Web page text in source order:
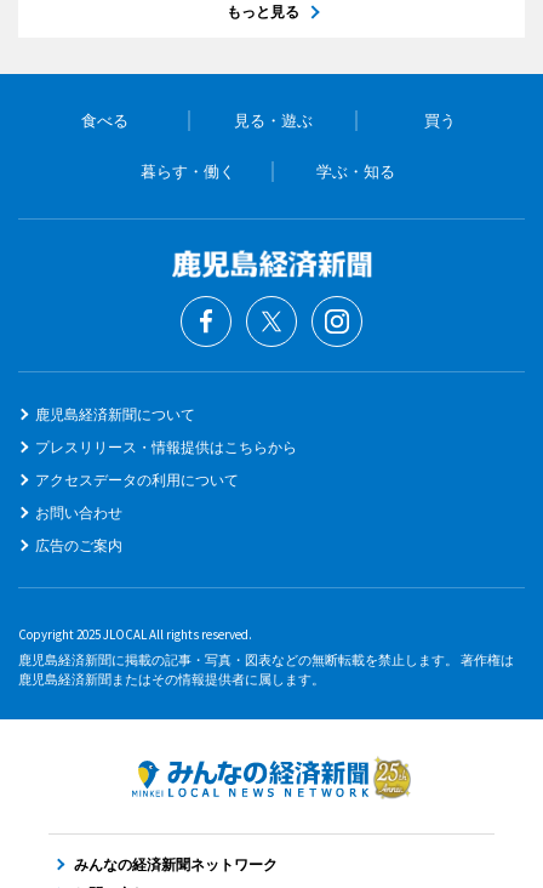
もっと見る
食べる 見る・遊ぶ 買う
暮らす・働く 学ぶ・知る
鹿児島経済新聞について
プレスリリース・情報提供はこちらから
アクセスデータの利用について
お問い合わせ
広告のご案内
Copyright 2025 JLOCAL All rights reserved.
鹿児島経済新聞に掲載の記事・写真・図表などの無断転載を禁止します。 著作権は
鹿児島経済新聞またはその情報提供者に属します。
みんなの経済新聞ネットワーク